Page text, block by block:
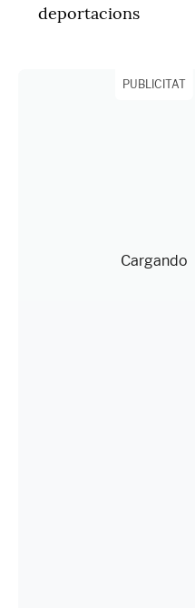
deportacions
PUBLICITAT